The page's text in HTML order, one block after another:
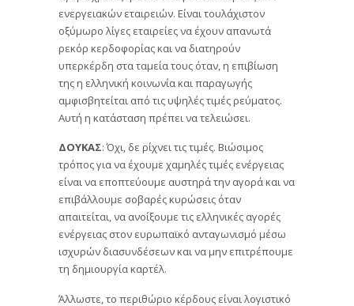
ενεργειακών εταιρειών. Είναι τουλάχιστον
οξύμωρο λίγες εταιρείες να έχουν απανωτά
ρεκόρ κερδοφορίας και να διατηρούν
υπερκέρδη στα ταμεία τους όταν, η επιβίωση
της η ελληνική κοινωνία και παραγωγής
αμφισβητείται από τις υψηλές τιμές ρεύματος.
Αυτή η κατάσταση πρέπει να τελειώσει.
ΔΟΥΚΑΣ: Όχι, δε ρίχνει τις τιμές. Βιώσιμος
τρόπος για να έχουμε χαμηλές τιμές ενέργειας
είναι να εποπτεύουμε αυστηρά την αγορά και να
επιβάλλουμε σοβαρές κυρώσεις όταν
απαιτείται, να ανοίξουμε τις ελληνικές αγορές
ενέργειας στον ευρωπαϊκό ανταγωνισμό μέσω
ισχυρών διασυνδέσεων και να μην επιτρέπουμε
τη δημιουργία καρτέλ.
Άλλωστε, το περιθώριο κέρδους είναι λογιστικό